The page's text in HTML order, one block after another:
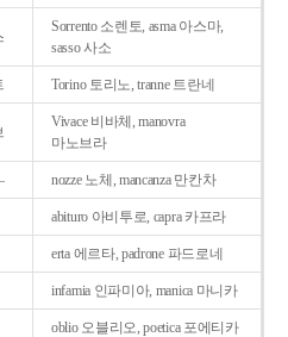
Sorrento 소렌토, asma 아스마,
sasso 사소
Torino 토리노, tranne 트란네
Vivace 비바체, manovra
마노브라
nozze 노체, mancanza 만칸차
abituro 아비투로, capra 카프라
erta 에르타, padrone 파드로네
infamia 인파미아, manica 마니카
oblio 오블리오, poetica 포에티카